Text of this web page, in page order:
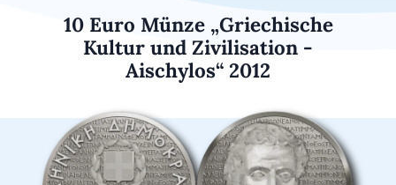
10 Euro Münze „Griechische
Kultur und Zivilisation -
Aischylos“ 2012